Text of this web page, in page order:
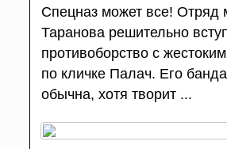
Спецназ может все! Отряд
Таранова решительно
противоборство с
по кличке Палач. Его
обычна, хотя творит ...